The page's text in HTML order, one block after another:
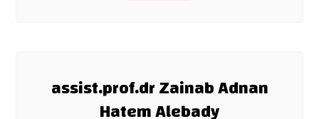
assist.prof.dr Zainab Adnan
Hatem Alebady